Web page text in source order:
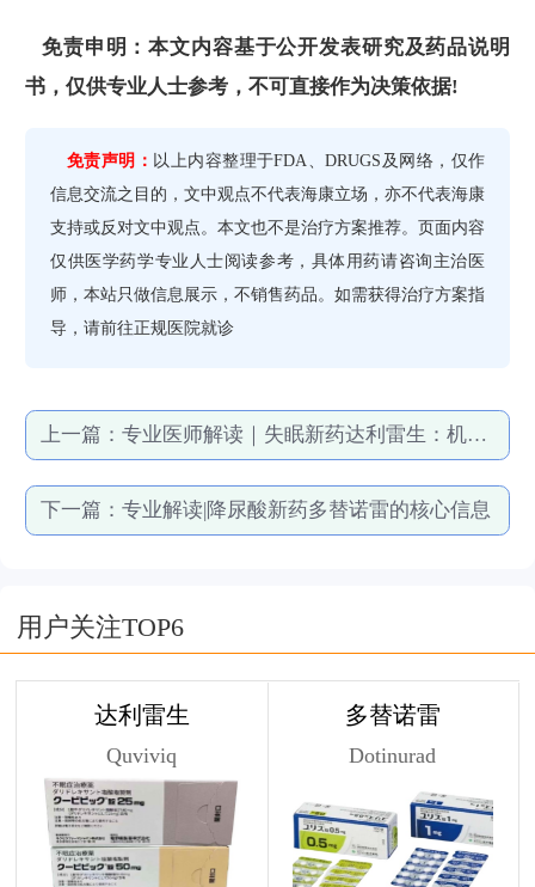
免责申明：本文内容基于公开发表研究及药品说明
书，仅供专业人士参考，不可直接作为决策依据!
免责声明： 以上内容整理于FDA、DRUGS及网络，仅作
信息交流之目的，文中观点不代表海康立场，亦不代表海康
支持或反对文中观点。本文也不是治疗方案推荐。页面内容
仅供医学药学专业人士阅读参考，具体用药请咨询主治医
师，本站只做信息展示，不销售药品。如需获得治疗方案指
导，请前往正规医院就诊
上一篇： 专业医师解读｜失眠新药达利雷生：机制、适用人群及用药要点
下一篇： 专业解读|降尿酸新药多替诺雷的核心信息
用户关注TOP6
达利雷生
Quviviq
多替诺雷
Dotinurad